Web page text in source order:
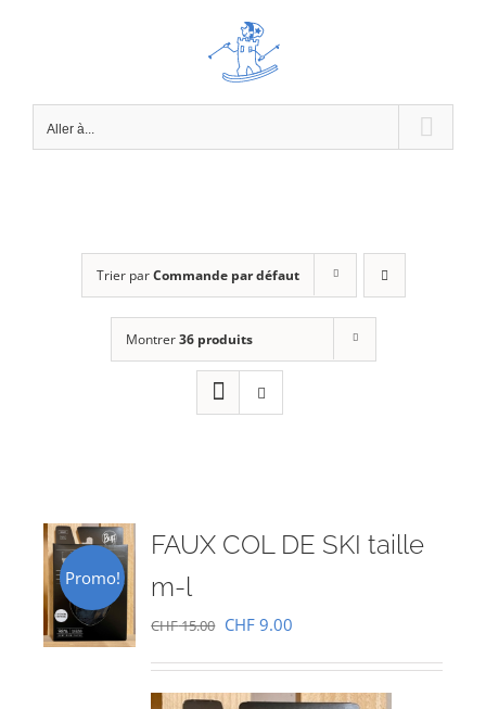
Aller à...
Trier parCommande par défaut
Montrer36 produits
Promo!
FAUX COL DE SKI taille
m-l
CHF15.00 Le
initial
CHF 9.00
actuel